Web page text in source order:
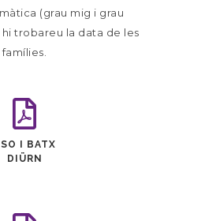
(grau mig i grau
trobareu la data de les
I BATX
DIÜRN